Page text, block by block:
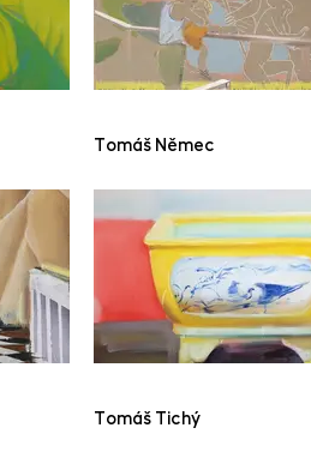
Tomáš Němec
Tomáš Tichý